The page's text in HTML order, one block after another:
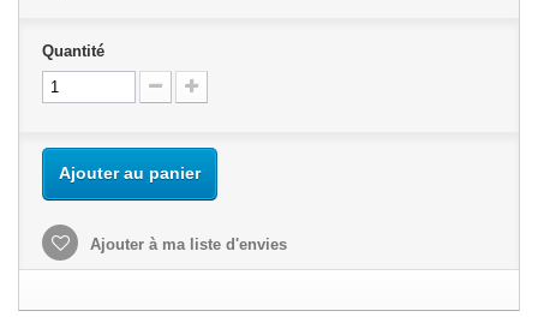
Quantité
Ajouter au panier
Ajouter à ma liste d'envies